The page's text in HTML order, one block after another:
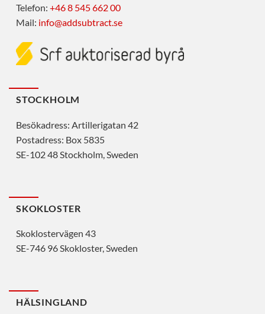
Telefon: +46 8 545 662 00
Mail: info@addsubtract.se
STOCKHOLM
Besökadress: Artillerigatan 42
Postadress: Box 5835
SE-102 48 Stockholm, Sweden
SKOKLOSTER
Skoklostervägen 43
SE-746 96 Skokloster, Sweden
HÄLSINGLAND